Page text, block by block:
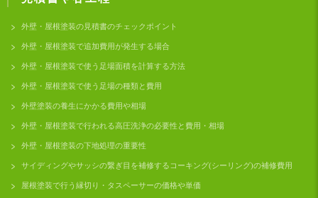
外壁・屋根塗装の見積書のチェックポイント
外壁・屋根塗装で追加費用が発生する場合
外壁・屋根塗装で使う足場面積を計算する方法
外壁・屋根塗装で使う足場の種類と費用
外壁塗装の養生にかかる費用や相場
外壁・屋根塗装で行われる高圧洗浄の必要性と費用・相場
外壁・屋根塗装の下地処理の重要性
サイディングやサッシの繋ぎ目を補修するコーキング(シーリング)の補修費用
屋根塗装で行う縁切り・タスペーサーの価格や単価